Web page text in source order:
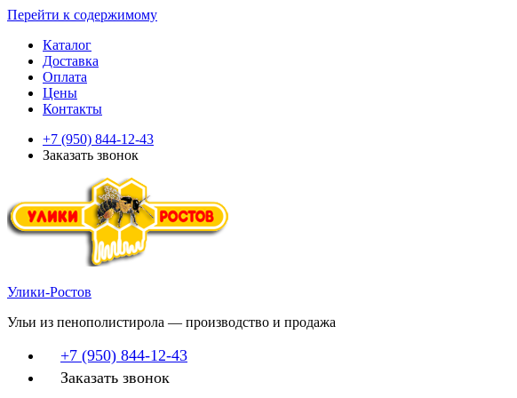
Перейти к содержимому
Каталог
Доставка
Оплата
Цены
Контакты
+7 (950) 844-12-43
Заказать звонок
Улики-Ростов
Ульи из пенополистирола — производство и продажа
+7 (950) 844-12-43
Заказать звонок